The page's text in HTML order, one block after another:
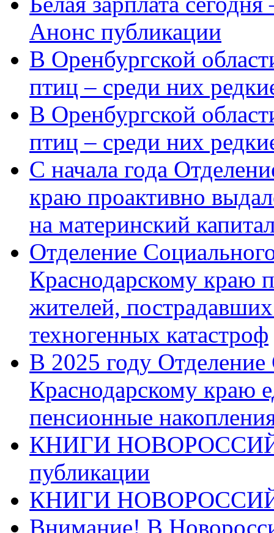
Анонс публикации
В Оренбургской
птиц – среди них
В Оренбургской
птиц – среди них
С начала года
краю проактивно
на материнский
Отделение
Краснодарскому краю
жителей,
техногенных катастроф
В 2025 году
Краснодарскому краю
пенсионные
КНИГИ
публикации
КНИГИ
Внимание! В